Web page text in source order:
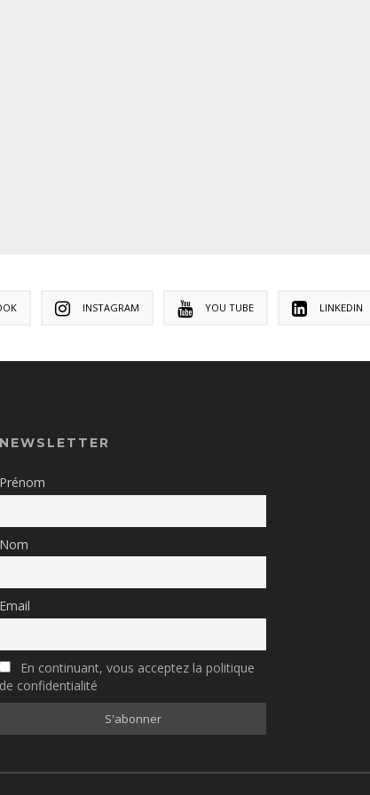
INSTAGRAM YOU TUBE LINKEDIN
NEWSLETTER
Prénom
Nom
Email
En continuant, vous acceptez la politique
de confidentialité